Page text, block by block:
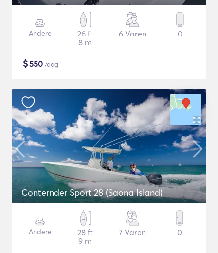
Andere
26 ft
8 m
6 Varen 0
$550 /dag
Conternder Sport 28 (Saona Island)
Andere
28 ft
9 m
7 Varen 0